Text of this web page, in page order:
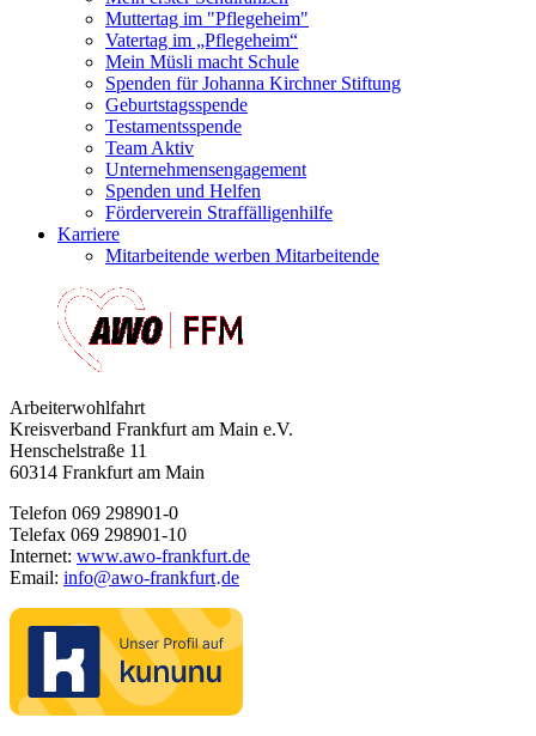
Muttertag im "Pflegeheim"
Vatertag im „Pflegeheim“
Mein Müsli macht Schule
Spenden für Johanna Kirchner Stiftung
Geburtstagsspende
Testamentsspende
Team Aktiv
Unternehmensengagement
Spenden und Helfen
Förderverein Straffälligenhilfe
Karriere
Mitarbeitende werben Mitarbeitende
Arbeiterwohlfahrt
Kreisverband Frankfurt am Main e.V.
Henschelstraße 11
60314 Frankfurt am Main
Telefon 069 298901-0
Telefax 069 298901-10
Internet: www.awo-frankfurt.de
Email: info@awo-frankfurt·de